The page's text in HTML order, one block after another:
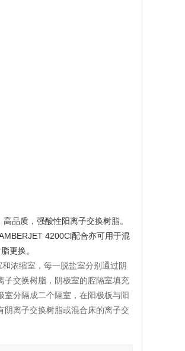
品质，强酸性阳离子交换树脂。
4200Cl配合亦可用于混
更换。
浓缩室，每一脱盐室分别通过阴
子交换树脂，阴极室的腔隔室填充
分隔成二个隔室，在阳极板与阳
离子交换树脂或混合床的离子交